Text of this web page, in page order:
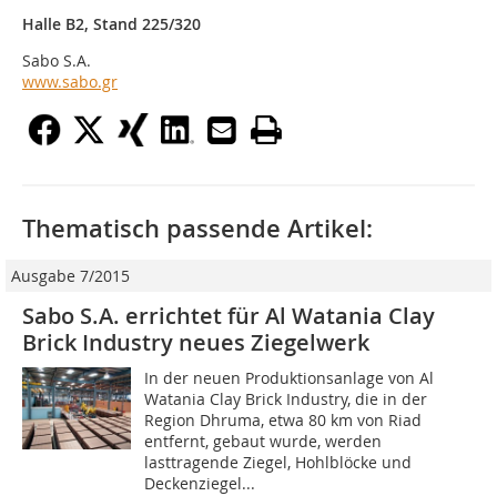
Halle B2, Stand 225/320
Sabo S.A.
www.sabo.gr
Thematisch passende Artikel:
Ausgabe 7/2015
Sabo S.A. errichtet für Al Watania Clay
Brick Industry neues Ziegelwerk
In der neuen Produktionsanlage von Al
Watania Clay Brick Industry, die in der
Region Dhruma, etwa 80 km von Riad
entfernt, gebaut wurde, werden
lasttragende Ziegel, Hohlblöcke und
Deckenziegel...